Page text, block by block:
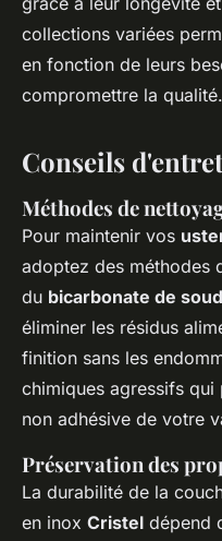
collections variées
en fonction de leurs
compromettre la qualité.
Conseils
Méthodes de
Pour maintenir vos
adoptez des méthodes
du bicarbonate de
éliminer les résidus
finition sans les
chimiques agressifs
non adhésive de votre
Préservation des
La durabilité de la
en inox Cristel dépend